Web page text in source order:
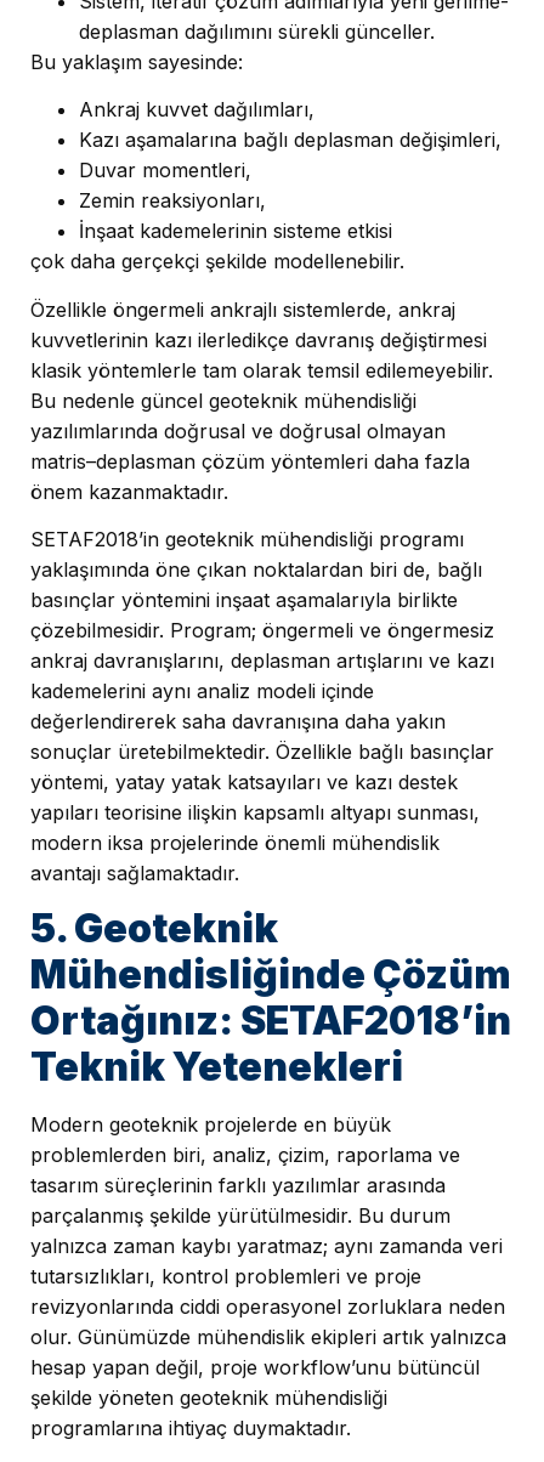
deplasman dağılımını sürekli günceller.
Bu yaklaşım sayesinde:
Ankraj kuvvet dağılımları,
Kazı aşamalarına bağlı deplasman değişimleri,
Duvar momentleri,
Zemin reaksiyonları,
İnşaat kademelerinin sisteme etkisi
çok daha gerçekçi şekilde modellenebilir.
Özellikle öngermeli ankrajlı sistemlerde, ankraj
kuvvetlerinin kazı ilerledikçe davranış değiştirmesi
klasik yöntemlerle tam olarak temsil edilemeyebilir.
Bu nedenle güncel geoteknik mühendisliği
yazılımlarında doğrusal ve doğrusal olmayan
matris–deplasman çözüm yöntemleri daha fazla
önem kazanmaktadır.
SETAF2018’in geoteknik mühendisliği programı
yaklaşımında öne çıkan noktalardan biri de, bağlı
basınçlar yöntemini inşaat aşamalarıyla birlikte
çözebilmesidir. Program; öngermeli ve öngermesiz
ankraj davranışlarını, deplasman artışlarını ve kazı
kademelerini aynı analiz modeli içinde
değerlendirerek saha davranışına daha yakın
sonuçlar üretebilmektedir. Özellikle bağlı basınçlar
yöntemi, yatay yatak katsayıları ve kazı destek
yapıları teorisine ilişkin kapsamlı altyapı sunması,
modern iksa projelerinde önemli mühendislik
avantajı sağlamaktadır.
5. Geoteknik
Mühendisliğinde Çözüm
Ortağınız: SETAF2018’in
Teknik Yetenekleri
Modern geoteknik projelerde en büyük
problemlerden biri, analiz, çizim, raporlama ve
tasarım süreçlerinin farklı yazılımlar arasında
parçalanmış şekilde yürütülmesidir. Bu durum
yalnızca zaman kaybı yaratmaz; aynı zamanda veri
tutarsızlıkları, kontrol problemleri ve proje
revizyonlarında ciddi operasyonel zorluklara neden
olur. Günümüzde mühendislik ekipleri artık yalnızca
hesap yapan değil, proje workflow’unu bütüncül
şekilde yöneten geoteknik mühendisliği
programlarına ihtiyaç duymaktadır.